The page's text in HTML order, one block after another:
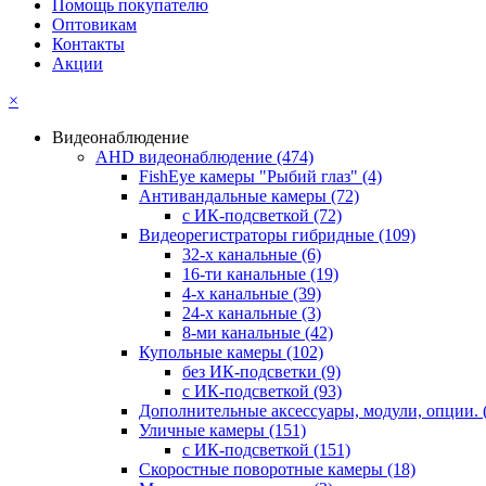
Помощь покупателю
Оптовикам
Контакты
Акции
×
Видеонаблюдение
AHD видеонаблюдение (474)
FishEye камеры "Рыбий глаз" (4)
Антивандальные камеры (72)
с ИК-подсветкой (72)
Видеорегистраторы гибридные (109)
32-х канальные (6)
16-ти канальные (19)
4-х канальные (39)
24-х канальные (3)
8-ми канальные (42)
Купольные камеры (102)
без ИК-подсветки (9)
с ИК-подсветкой (93)
Дополнительные аксессуары, модули, опции.
Уличные камеры (151)
с ИК-подсветкой (151)
Скоростные поворотные камеры (18)